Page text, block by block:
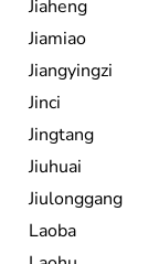
Jiaheng
Jiamiao
Jiangyingzi
Jinci
Jingtang
Jiuhuai
Jiulonggang
Laoba